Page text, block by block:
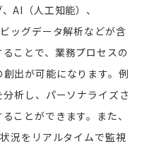
AI（人工知能）、
ッグデータ解析などが含
ことで、業務プロセスの
出が可能になります。例
析し、パーソナライズさ
ことができます。また、
況をリアルタイムで監視